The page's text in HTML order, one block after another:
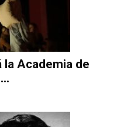
la Academia de